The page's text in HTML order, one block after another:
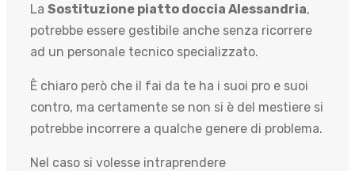
La Sostituzione piatto doccia Alessandria,
potrebbe essere gestibile anche senza ricorrere
ad un personale tecnico specializzato.
È chiaro però che il fai da te ha i suoi pro e suoi
contro, ma certamente se non si è del mestiere si
potrebbe incorrere a qualche genere di problema.
Nel caso si volesse intraprendere